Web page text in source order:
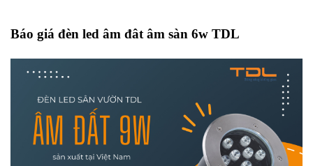
Báo giá đèn led âm đât âm sàn 6w TDL